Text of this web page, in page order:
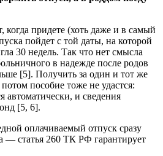
придете (хоть даже и в самый
пойдет с той даты, на которой
30 недель. Так что нет смысла
в надежде после родов
[5]. Получить за один и тот же
потом пособие тоже не удастся:
и сведения
[5, 6].
оплачиваемый отпуск сразу
— статья 260 ТК РФ гарантирует